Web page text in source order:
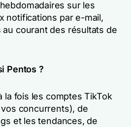
sur les
notifications par e-mail,
courant des résultats de
Pentos ?
la fois les comptes TikTok
concurrents), de
et les tendances, de